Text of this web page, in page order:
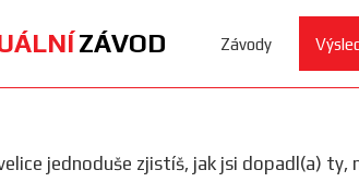
ZÁVOD Závody
jednoduše zjistíš, jak jsi dopadl(a)